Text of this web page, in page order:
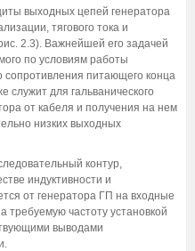
выходных цепей генератора
тягового тока и
2.3). Важнейшей его задачей
по условиям работы
сопротивления питающего конца
служит для гальванического
от кабеля и получения на нем
низких выходных
контур,
индуктивности и
от генератора ГП на входные
частоту установкой
выводами